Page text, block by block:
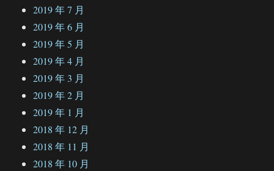
2019 年 7 月
2019 年 6 月
2019 年 5 月
2019 年 4 月
2019 年 3 月
2019 年 2 月
2019 年 1 月
2018 年 12 月
2018 年 11 月
2018 年 10 月